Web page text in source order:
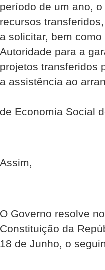
período de um ano,
recursos
a solicitar, bem
Autoridade para a
projetos transferidos
a assistência ao
de Economia Social
Assim,
O Governo resolve
Constituição da
18 de Junho, o